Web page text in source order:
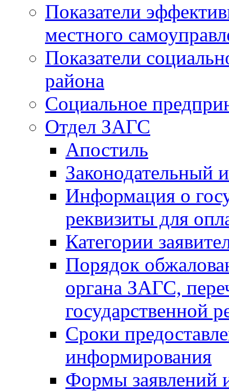
Показатели
местного
Показатели
района
Социальное
Отдел ЗАГС
Апостиль
Законодательный
Информация о
реквизиты для
Категории
Порядок
органа ЗАГС,
государственной
Сроки
информирования
Формы заявлений